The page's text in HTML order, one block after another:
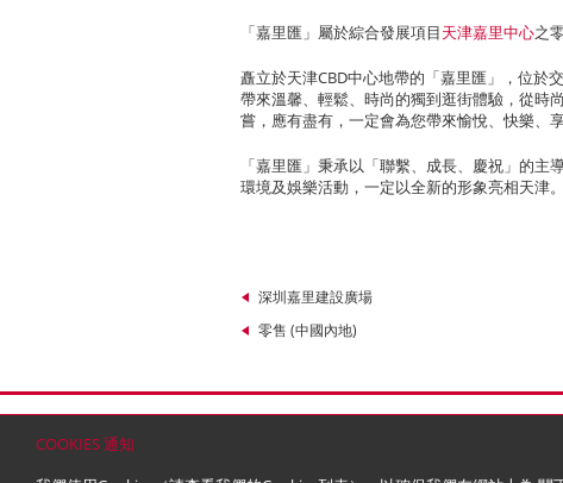
COOKIES 通知
「嘉里匯」屬於綜合發展項目天津嘉里中心之
矗立於天津CBD中心地帶的「嘉里匯」，位於
帶來溫馨、輕鬆、時尚的獨到逛街體驗，從時
嘗，應有盡有，一定會為您帶來愉悅、快樂、享
「嘉里匯」秉承以「聯繫、成長、慶祝」的
環境及娛樂活動，一定以全新的形象亮相天津。
深圳嘉里建設廣場
零售 (中國內地)